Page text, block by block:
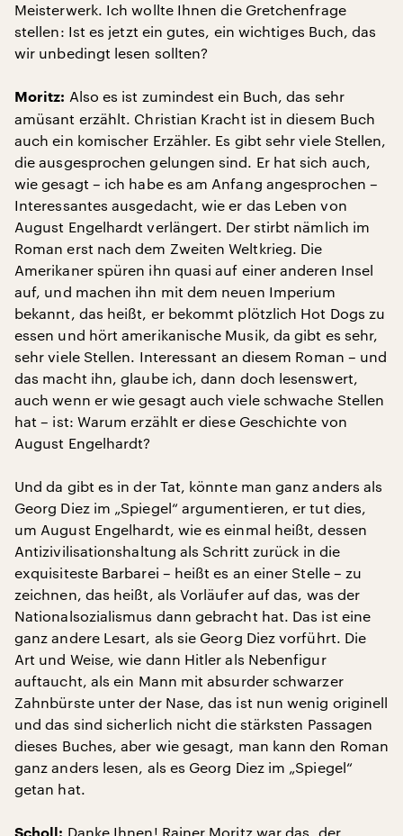
Meisterwerk. Ich wollte Ihnen die Gretchenfrage
stellen: Ist es jetzt ein gutes, ein wichtiges Buch, das
wir unbedingt lesen sollten?
Moritz: Also es ist zumindest ein Buch, das sehr
amüsant erzählt. Christian Kracht ist in diesem Buch
auch ein komischer Erzähler. Es gibt sehr viele Stellen,
die ausgesprochen gelungen sind. Er hat sich auch,
wie gesagt – ich habe es am Anfang angesprochen –
Interessantes ausgedacht, wie er das Leben von
August Engelhardt verlängert. Der stirbt nämlich im
Roman erst nach dem Zweiten Weltkrieg. Die
Amerikaner spüren ihn quasi auf einer anderen Insel
auf, und machen ihn mit dem neuen Imperium
bekannt, das heißt, er bekommt plötzlich Hot Dogs zu
essen und hört amerikanische Musik, da gibt es sehr,
sehr viele Stellen. Interessant an diesem Roman – und
das macht ihn, glaube ich, dann doch lesenswert,
auch wenn er wie gesagt auch viele schwache Stellen
hat – ist: Warum erzählt er diese Geschichte von
August Engelhardt?
Und da gibt es in der Tat, könnte man ganz anders als
Georg Diez im „Spiegel“ argumentieren, er tut dies,
um August Engelhardt, wie es einmal heißt, dessen
Antizivilisationshaltung als Schritt zurück in die
exquisiteste Barbarei – heißt es an einer Stelle – zu
zeichnen, das heißt, als Vorläufer auf das, was der
Nationalsozialismus dann gebracht hat. Das ist eine
ganz andere Lesart, als sie Georg Diez vorführt. Die
Art und Weise, wie dann Hitler als Nebenfigur
auftaucht, als ein Mann mit absurder schwarzer
Zahnbürste unter der Nase, das ist nun wenig originell
und das sind sicherlich nicht die stärksten Passagen
dieses Buches, aber wie gesagt, man kann den Roman
ganz anders lesen, als es Georg Diez im „Spiegel“
getan hat.
Danke Ihnen! Rainer Moritz war das, der